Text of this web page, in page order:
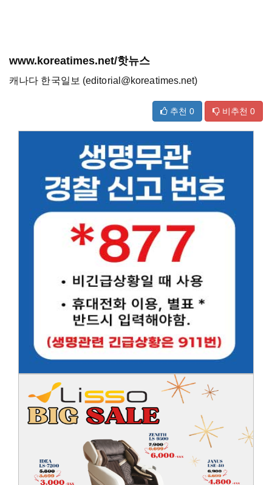
www.koreatimes.net/핫뉴스
캐나다 한국일보 (editorial@koreatimes.net)
추천 0 비추천 0